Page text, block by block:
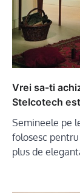
Vrei sa-ti
Stelcotech
Semineele pe
folosesc
plus de